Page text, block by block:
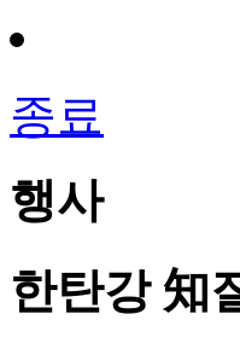
종료
행사
한탄강 知